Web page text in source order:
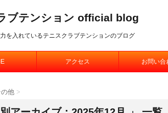
ブテンション official blog
を入れているテニスクラブテンションのブログ
アクセス お問い合
の他 >